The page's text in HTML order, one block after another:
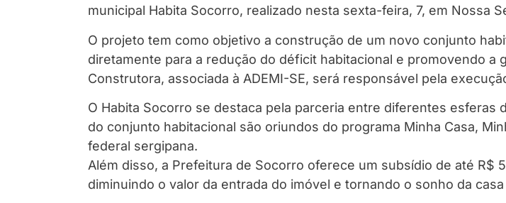
municipal Habita Socorro, realizado nesta sexta-feira, 7, em Nossa
O projeto tem como objetivo a construção de um novo conjunto
diretamente para a redução do déficit habitacional e promovendo
Construtora, associada à ADEMI-SE, será responsável pela
O Habita Socorro se destaca pela parceria entre diferentes
do conjunto habitacional são oriundos do programa Minha Casa,
federal sergipana.
Além disso, a Prefeitura de Socorro oferece um subsídio de até R$
diminuindo o valor da entrada do imóvel e tornando o sonho da